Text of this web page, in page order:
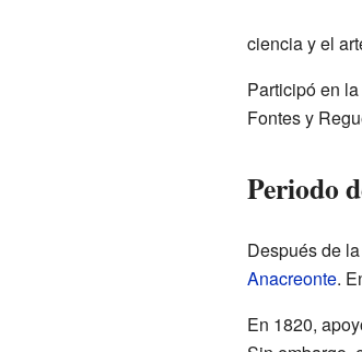
ciencia y el
Participó en la
Fontes y
Periodo
Después de
Anacreonte.
En 1820,